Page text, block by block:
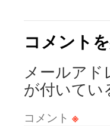
コメント
メールア
が付いてい
コメント ※